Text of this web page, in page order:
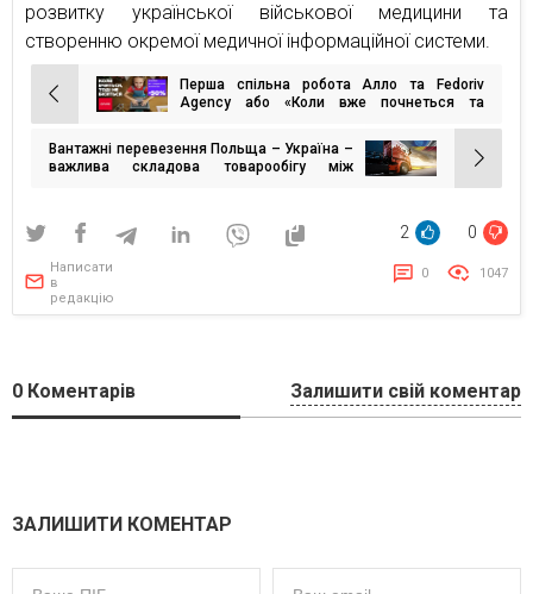
розвитку української військової медицини та
створенню окремої медичної інформаційної системи.
Навігація
записів
Перша спільна робота Алло та Fedoriv
Agency або «Коли вже почнеться та
Вантажні перевезення Польща – Україна –
важлива складова товарообігу між
2 0
Написати
в
редакцію
0 1047
0 Коментарів Залишити свій коментар
ЗАЛИШИТИ КОМЕНТАР